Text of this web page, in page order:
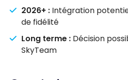
2026+ : Intégration
de fidélité
Long terme : Décision
SkyTeam